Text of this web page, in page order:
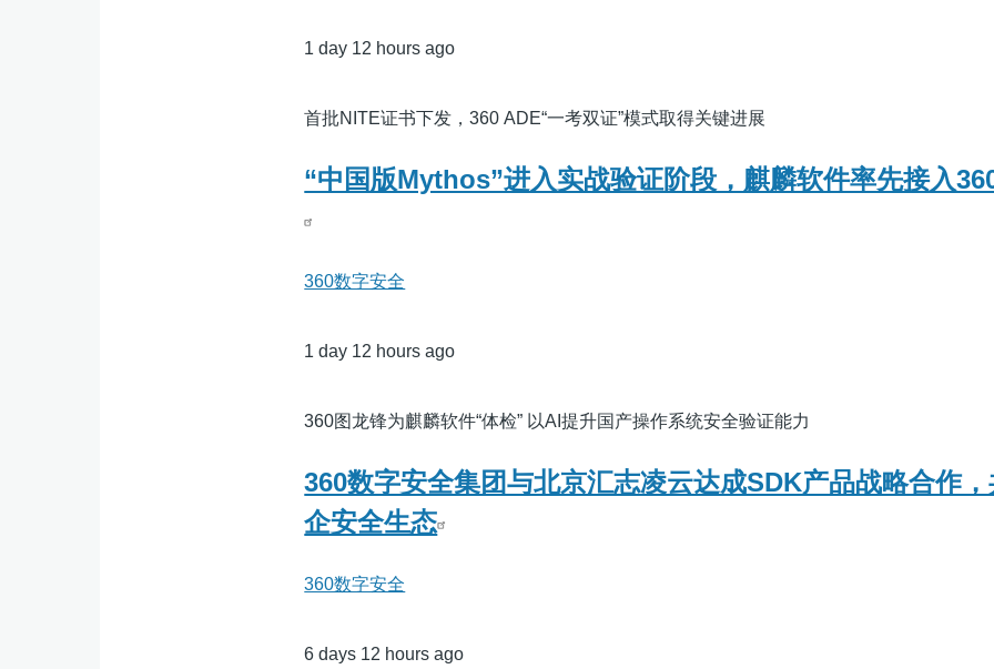
1 day 12 hours ago
首批NITE证书下发，360 ADE“一考双证”模式取得关键进展
“中国版Mythos”进入实战验证阶段，麒麟软件率先接入
360数字安全
1 day 12 hours ago
360图龙锋为麒麟软件“体检” 以AI提升国产操作系统安全验证能力
360数字安全集团与北京汇志凌云达成SDK产品战略合作
企安全生态
360数字安全
6 days 12 hours ago